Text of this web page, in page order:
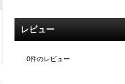
レビュー
0件のレビュー